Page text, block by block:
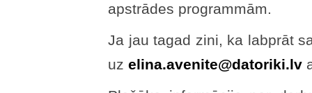
apstrādes programmām.
Ja jau tagad zini, ka labprāt
uz elina.avenite@datoriki.lv